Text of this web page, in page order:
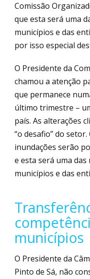
Comissão
que esta será uma
municípios e das
por isso especial
O Presidente da
chamou a atenção
que permanece
último trimestre –
país. As alterações
“o desafio” do
inundações serão
e esta será uma
municípios e das
municípios
O Presidente da
Pinto de Sá, não